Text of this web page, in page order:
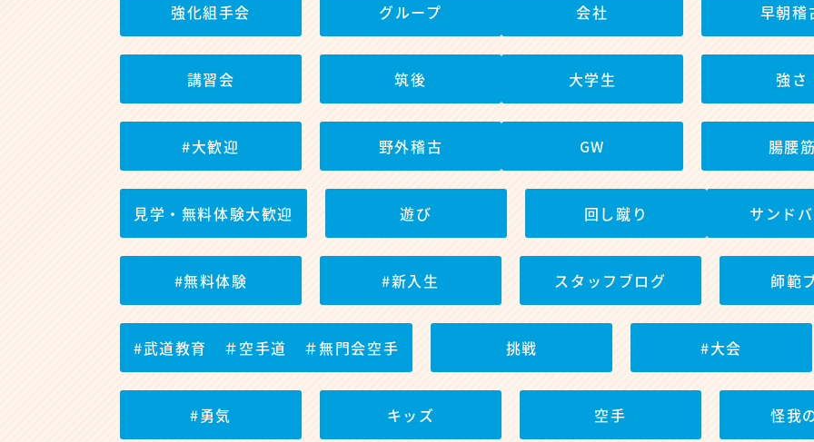
強化組手会 グループ 会社 早朝稽
講習会 筑後 大学生 強さ
#大歓迎 野外稽古 GW 腸腰
見学・無料体験大歓迎 遊び 回し蹴り サンド
#無料体験 #新入生 スタッフブログ 師範
#武道教育 ＃空手道 ＃無門会空手 挑戦 #大会
#勇気 キッズ 空手 怪我